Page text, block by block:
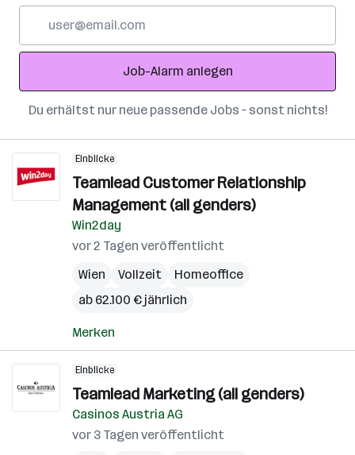
Adresse
Job-Alarm anlegen
Du erhältst nur neue passende Jobs – sonst nichts!
Einblicke
Teamlead Customer Relationship
Management (all genders)
Win2day
vor 2 Tagen veröffentlicht
Wien
Vollzeit
Homeoffice
ab 62.100 € jährlich
Merken
Einblicke
Teamlead Marketing (all genders)
Casinos Austria AG
vor 3 Tagen veröffentlicht